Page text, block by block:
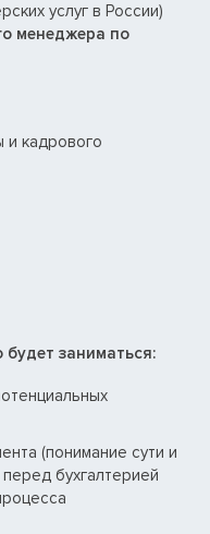
услуг в России)
менеджера по
и кадрового
заниматься:
(понимание сути и
бухгалтерией